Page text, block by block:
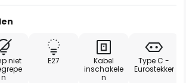
niet
n
E27
Kabel
inschakele
n
Type C -
Eurostekker